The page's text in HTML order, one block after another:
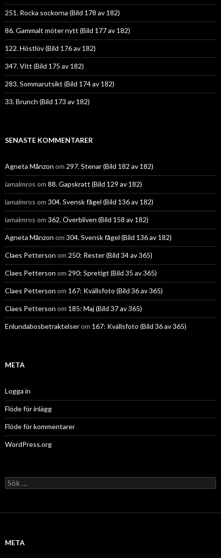
251. Rocka sockorna (Bild 178 av 182)
86. Gammalt möter nytt (Bild 177 av 182)
122. Höstlöv (Bild 176 av 182)
347. Vitt (Bild 175 av 182)
283. Sommarutsikt (Bild 174 av 182)
33. Brunch (Bild 173 av 182)
SENASTE KOMMENTARER
Agneta Månzon om 297. Stenar (Bild 182 av 182)
iamalmros om 88. Gapskratt (Bild 129 av 182)
iamalmros om 304. Svensk fågel (Bild 136 av 182)
iamalmros om 362. Överbliven (Bild 158 av 182)
Agneta Månzon om 304. Svensk fågel (Bild 136 av 182)
Claes Petterson om 250: Rester (Bild 34 av 365)
Claes Petterson om 290: Spretigt (Bild 35 av 365)
Claes Petterson om 167: Kvällsfoto (Bild 36 av 365)
Claes Petterson om 185: Maj (Bild 37 av 365)
Enlundabosbetraktelserom 167: Kvällsfoto (Bild 36 av 365)
META
Logga in
Flöde för inlägg
Flöde för kommentarer
WordPress.org
Sök
efter:
META